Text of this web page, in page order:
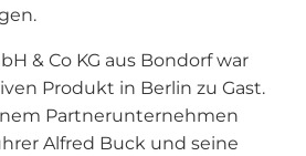
& Co KG aus Bondorf war
Produkt in Berlin zu Gast.
Partnerunternehmen
Alfred Buck und seine